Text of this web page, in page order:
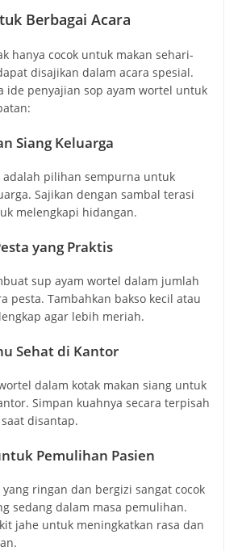
Berbagai Acara
hanya cocok untuk makan sehari-
disajikan dalam acara spesial.
ide penyajian sop ayam wortel untuk
Siang Keluarga
adalah pilihan sempurna untuk
Sajikan dengan sambal terasi
melengkapi hidangan.
yang Praktis
sup ayam wortel dalam jumlah
pesta. Tambahkan bakso kecil atau
agar lebih meriah.
Sehat di Kantor
dalam kotak makan siang untuk
Simpan kuahnya secara terpisah
disantap.
Pemulihan Pasien
ringan dan bergizi sangat cocok
sedang dalam masa pemulihan.
jahe untuk meningkatkan rasa dan